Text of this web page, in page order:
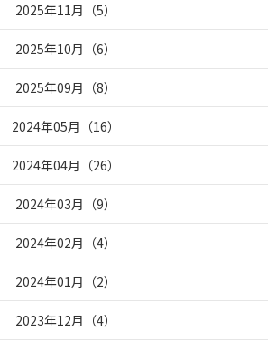
2025年11月 （5）
2025年10月 （6）
2025年09月 （8）
2024年05月 （16）
2024年04月 （26）
2024年03月 （9）
2024年02月 （4）
2024年01月 （2）
2023年12月 （4）